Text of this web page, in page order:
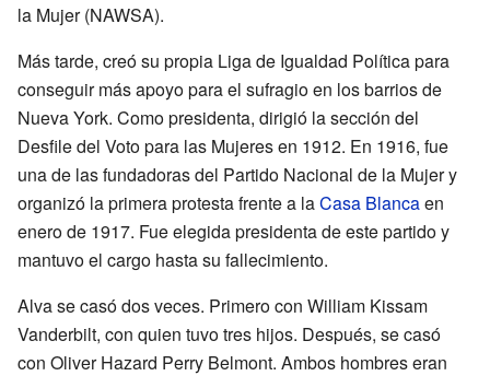
la Mujer (NAWSA).
Más tarde, creó su propia Liga de Igualdad Política para
conseguir más apoyo para el sufragio en los barrios de
Nueva York. Como presidenta, dirigió la sección del
Desfile del Voto para las Mujeres en 1912. En 1916, fue
una de las fundadoras del Partido Nacional de la Mujer y
organizó la primera protesta frente a laCasa Blancaen
enero de 1917. Fue elegida presidenta de este partido y
mantuvo el cargo hasta su fallecimiento.
Alva se casó dos veces. Primero con William Kissam
Vanderbilt, con quien tuvo tres hijos. Después, se casó
con Oliver Hazard Perry Belmont. Ambos hombres eran